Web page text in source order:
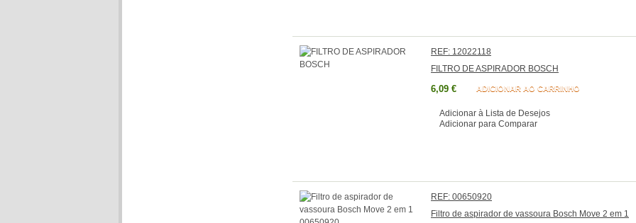
REF: 12022118
FILTRO DE ASPIRADOR BOSCH
6,09 € ADICIONAR AO CARRINHO
Adicionar à Lista de Desejos
Adicionar para Comparar
REF: 00650920
Filtro de aspirador de vassoura Bosch Move 2 em 1